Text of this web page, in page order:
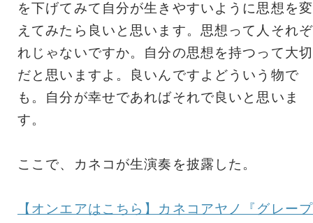
を下げてみて自分が生きやすいように思想を変
えてみたら良いと思います。思想って人それぞ
れじゃないですか。自分の思想を持つって大切
だと思いますよ。良いんですよどういう物で
も。自分が幸せであればそれで良いと思いま
す。
ここで、カネコが生演奏を披露した。
【オンエアはこちら】カネコアヤノ『グレープ